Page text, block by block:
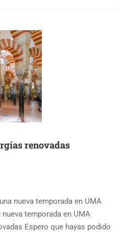
renovadas
nueva temporada en UMA
temporada en UMA
Espero que hayas podido